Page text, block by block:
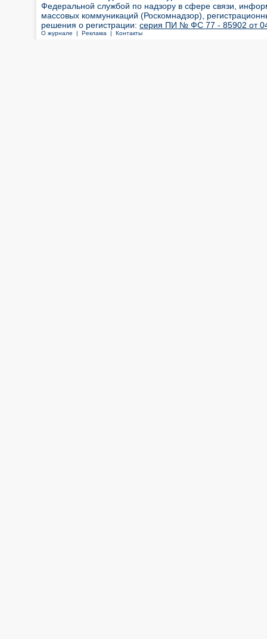
Федеральной службой по надзору в сфере связи,
массовых коммуникаций (Роскомнадзор),
решения о регистрации: серия ПИ № ФС 77 - 85902 от 04
О журнале | Реклама | Контакты